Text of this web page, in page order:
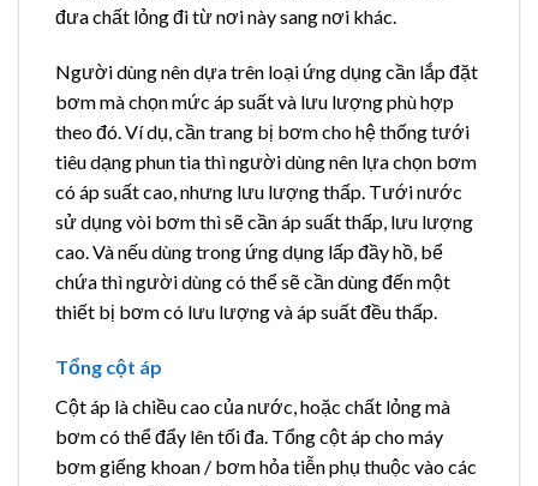
đưa chất lỏng đi từ nơi này sang nơi khác.
Người dùng nên dựa trên loại ứng dụng cần lắp đặt
bơm mà chọn mức áp suất và lưu lượng phù hợp
theo đó. Ví dụ, cần trang bị bơm cho hệ thống tưới
tiêu dạng phun tia thì người dùng nên lựa chọn bơm
có áp suất cao, nhưng lưu lượng thấp. Tưới nước
sử dụng vòi bơm thì sẽ cần áp suất thấp, lưu lượng
cao. Và nếu dùng trong ứng dụng lấp đầy hồ, bể
chứa thì người dùng có thể sẽ cần dùng đến một
thiết bị bơm có lưu lượng và áp suất đều thấp.
Tổng cột áp
Cột áp là chiều cao của nước, hoặc chất lỏng mà
bơm có thể đẩy lên tối đa. Tổng cột áp cho máy
bơm giếng khoan / bơm hỏa tiễn phụ thuộc vào các